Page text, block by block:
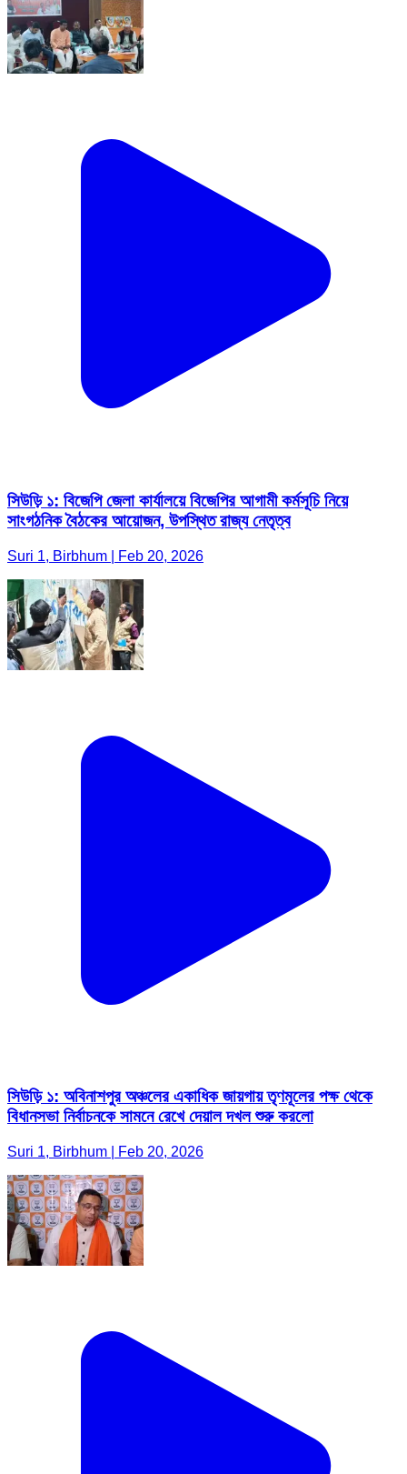
সিউড়ি ১: বিজেপি জেলা কার্যালয়ে বিজেপির আগামী কর্মসূচি নিয়ে
সাংগঠনিক বৈঠকের আয়োজন, উপস্থিত রাজ্য নেতৃত্ব
Suri 1, Birbhum | Feb 20, 2026
সিউড়ি ১: অবিনাশপুর অঞ্চলের একাধিক জায়গায় তৃণমূলের পক্ষ থেকে
বিধানসভা নির্বাচনকে সামনে রেখে দেয়াল দখল শুরু করলো
Suri 1, Birbhum | Feb 20, 2026